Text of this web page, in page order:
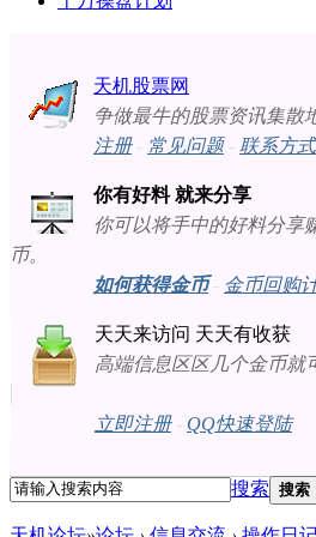
天机股票网
争做最牛的股票资讯集散
注册- 常见问题- 联系方式
你有好料 就来分享
你可以将手中的好料分享
币。
如何获得金币- 金币回购
天天来访问 天天有收获
高端信息区区几个金币就
立即注册- QQ快速登陆
搜索 搜索